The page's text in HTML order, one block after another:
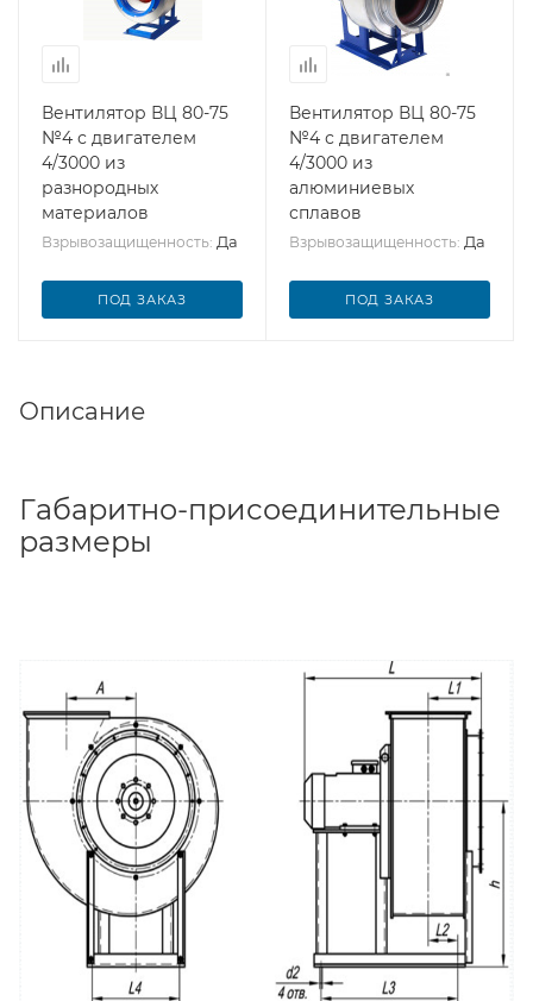
Вентилятор ВЦ 80-75
№4 с двигателем
4/3000 из
разнородных
материалов
Взрывозащищенность: Да
ПОД ЗАКАЗ
Вентилятор ВЦ 80-75
№4 с двигателем
4/3000 из
алюминиевых
сплавов
Взрывозащищенность: Да
ПОД ЗАКАЗ
Описание
Габаритно-присоединительные
размеры